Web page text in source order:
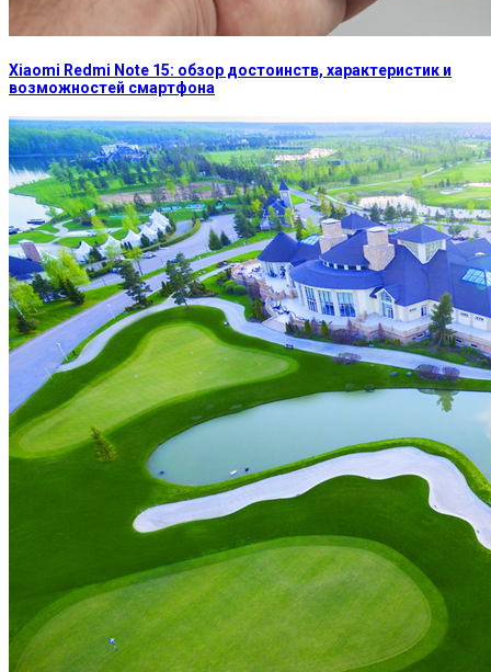
Xiaomi Redmi Note 15: обзор достоинств, характеристик и
возможностей смартфона